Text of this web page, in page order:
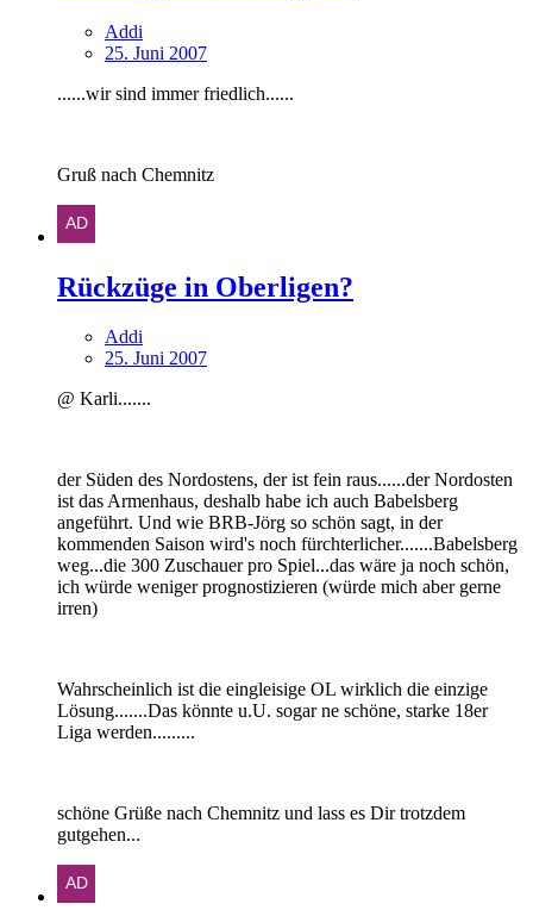
Addi
25. Juni 2007
......wir sind immer friedlich......
Gruß nach Chemnitz
Rückzüge in Oberligen?
Addi
25. Juni 2007
@ Karli.......
der Süden des Nordostens, der ist fein raus......der Nordosten
ist das Armenhaus, deshalb habe ich auch Babelsberg
angeführt. Und wie BRB-Jörg so schön sagt, in der
kommenden Saison wird's noch fürchterlicher.......Babelsberg
weg...die 300 Zuschauer pro Spiel...das wäre ja noch schön,
ich würde weniger prognostizieren (würde mich aber gerne
irren)
Wahrscheinlich ist die eingleisige OL wirklich die einzige
Lösung.......Das könnte u.U. sogar ne schöne, starke 18er
Liga werden.........
schöne Grüße nach Chemnitz und lass es Dir trotzdem
gutgehen...